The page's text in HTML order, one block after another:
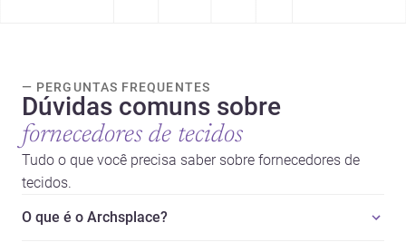
— PERGUNTAS FREQUENTES
Dúvidas comuns sobre
fornecedores de tecidos
Tudo o que você precisa saber sobre fornecedores de
tecidos.
O que é o Archsplace?